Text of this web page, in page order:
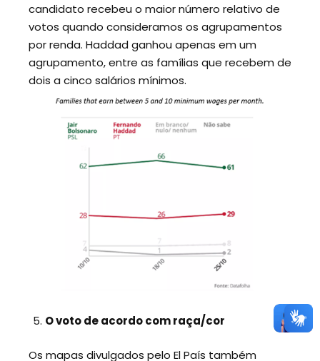
candidato recebeu o maior número relativo de
votos quando consideramos os agrupamentos
por renda. Haddad ganhou apenas em um
agrupamento, entre as famílias que recebem de
dois a cinco salários mínimos.
O voto de acordo com raça/cor
Os mapas divulgados pelo El País também